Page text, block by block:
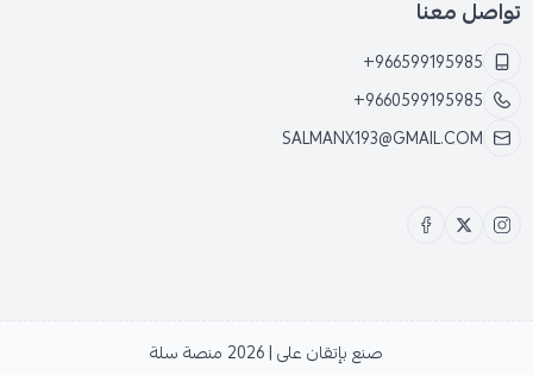
تواصل معنا
+966599195985
+9660599195985
SALMANX193@GMAIL.COM
صنع بإتقان على | 2026 منصة سلة